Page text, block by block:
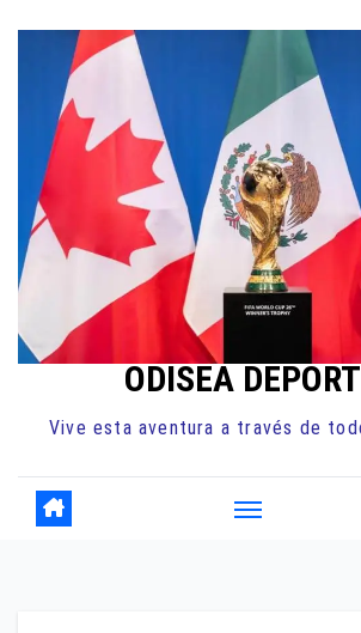
contenido
ODISEA
Vive esta aventura a través de